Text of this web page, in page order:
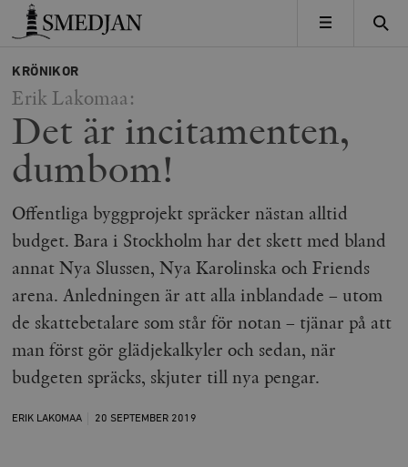
Timbro
MENY
KRÖNIKOR
Erik Lakomaa:
Det är incitamenten,
dumbom!
Offentliga byggprojekt spräcker nästan alltid
budget. Bara i Stockholm har det skett med bland
annat Nya Slussen, Nya Karolinska och Friends
arena. Anledningen är att alla inblandade – utom
de skattebetalare som står för notan – tjänar på att
man först gör glädjekalkyler och sedan, när
budgeten spräcks, skjuter till nya pengar.
ERIK LAKOMAA 20 SEPTEMBER 2019